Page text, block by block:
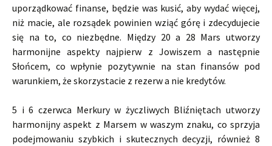
uporządkować finanse, będzie was kusić, aby wydać więcej,
niż macie, ale rozsądek powinien wziąć górę i zdecydujecie
się na to, co niezbędne. Między 20 a 28 Mars utworzy
harmonijne aspekty najpierw z Jowiszem a następnie
Słońcem, co wpłynie pozytywnie na stan finansów pod
warunkiem, że skorzystacie z rezerw a nie kredytów.
5 i 6 czerwca Merkury w życzliwych Bliźniętach utworzy
harmonijny aspekt z Marsem w waszym znaku, co sprzyja
podejmowaniu szybkich i skutecznych decyzji, również 8